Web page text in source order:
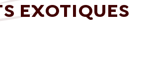
EXOTIQUES